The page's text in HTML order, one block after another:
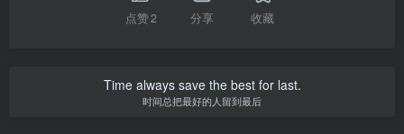
点赞2 分享 收藏
Time always save the best for last.
时间总把最好的人留到最后